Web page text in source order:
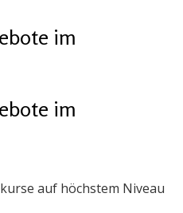
im
im
auf höchstem Niveau